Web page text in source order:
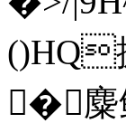
�麋